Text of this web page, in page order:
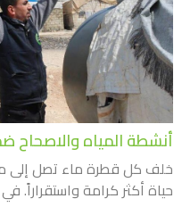
أنشطة المياه والاصحاح
خلف كل قطرة ماء تصل إلى
حياة أكثر كرامة واستقراراً.